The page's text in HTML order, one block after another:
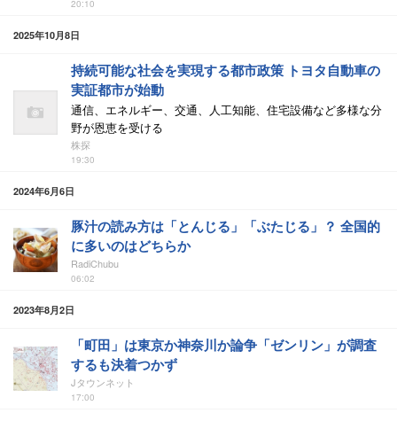
20:10
2025年10月8日
持続可能な社会を実現する都市政策 トヨタ自動車の
実証都市が始動
通信、エネルギー、交通、人工知能、住宅設備など多様な分
野が恩恵を受ける
株探
19:30
2024年6月6日
豚汁の読み方は「とんじる」「ぶたじる」？ 全国的
に多いのはどちらか
RadiChubu
06:02
2023年8月2日
「町田」は東京か神奈川か論争「ゼンリン」が調査
するも決着つかず
Jタウンネット
17:00